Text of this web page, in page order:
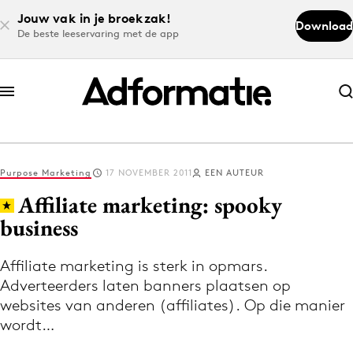
Jouw vak in je broekzak!
De beste leeservaring met de app
Download
Abonneer nu
Abonneer nu
Log in
Volg het laatste nieuws via de Adformatie
Nieuws app
Purpose Marketing 17 NOVEMBER 2011 EEN AUTEUR
Affiliate marketing: spooky
business
Affiliate marketing is sterk in opmars.
Adverteerders laten banners plaatsen op
websites van anderen (affiliates). Op die manier
wordt…